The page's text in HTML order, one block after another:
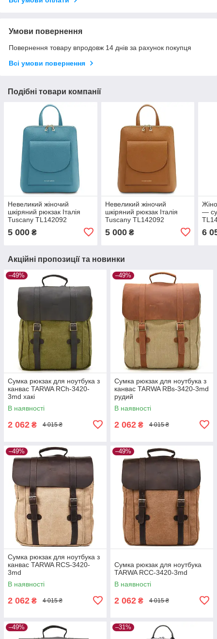
Умови повернення
Повернення товару впродовж 14 днів за рахунок покупця
Всі умови повернення
Подібні товари компанії
Невеликий жіночий
шкіряний рюкзак Італія
Tuscany TL142092
5 000 ₴
Невеликий жіночий
шкіряний рюкзак Італія
Tuscany TL142092
5 000₴
—
6
Акційні пропозиції та новинки
–49%
Сумка рюкзак для ноутбука з
канвас TARWA RCh-3420-
3md хакі
В наявності
2 062 ₴ 4 015 ₴
–49%
Сумка рюкзак для ноутбука з
канвас TARWA RBs-3420-3md
рудий
В наявності
2 062 ₴ 4 015 ₴
–49%
Сумка рюкзак для ноутбука з
канвас TARWA RCS-3420-
3md
В наявності
2 062 ₴ 4 015 ₴
–49%
Сумка рюкзак для ноутбука
TARWA RCC-3420-3md
В наявності
2 062 ₴ 4 015 ₴
–49% –31%